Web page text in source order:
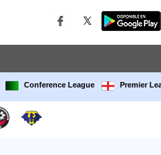
Conference League Premier